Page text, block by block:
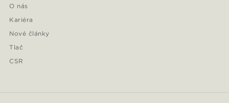
O nás
Kariéra
Nové články
Tlač
CSR